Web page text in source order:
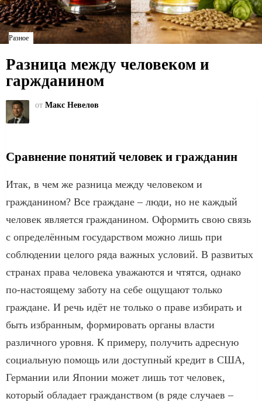
Разное
Разница между человеком и
гаржданином
от Макс Невелов
Сравнение понятий человек и гражданин
Итак, в чем же разница между человеком и
гражданином? Все граждане – люди, но не каждый
человек является гражданином. Оформить свою связь
с определённым государством можно лишь при
соблюдении целого ряда важных условий. В развитых
странах права человека уважаются и чтятся, однако
по-настоящему заботу на себе ощущают только
граждане. И речь идёт не только о праве избирать и
быть избранным, формировать органы власти
различного уровня. К примеру, получить адресную
социальную помощь или доступный кредит в США,
Германии или Японии может лишь тот человек,
который обладает гражданством (в ряде случаев –